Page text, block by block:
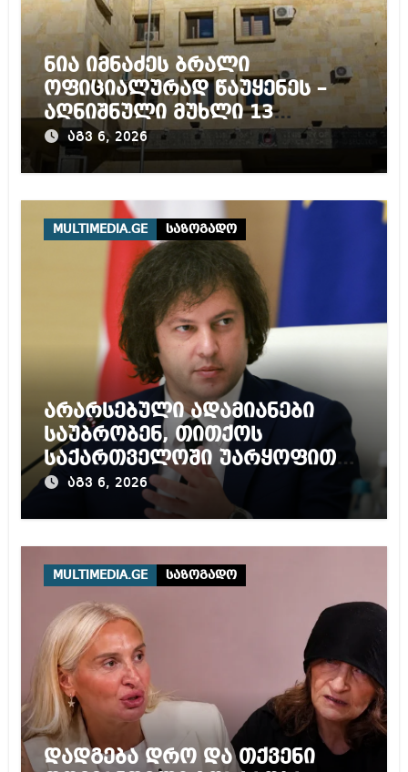
ნია იმნაძეს ბრალი
ოფიციალურად წაუყენეს –
აღნიშნული მუხლი 13
წლამდე პატიმრობას
ითვალისწინებს
აგვ 6, 2026
MULTIMEDIA.GE საზოგადო
არარსებული ადამიანები
საუბრობენ, თითქოს
საქართველოში უარყოფითი
გარემოა შექმნილი რუსი
ტურისტებისთვის, ჩვენი კარი
აგვ 6, 2026
MULTIMEDIA.GE საზოგადო
დადგება დრო და თქვენი